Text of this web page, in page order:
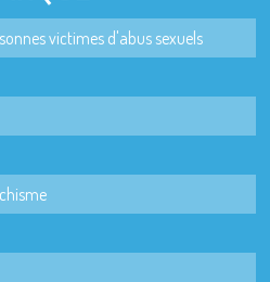
victimes d'abus sexuels